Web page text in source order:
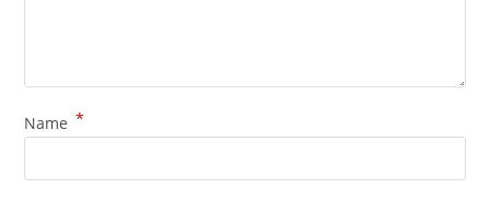
Name *